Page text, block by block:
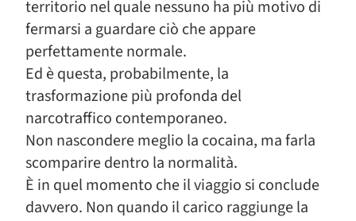
territorio nel quale nessuno ha più motivo di
fermarsi a guardare ciò che appare
perfettamente normale.
Ed è questa, probabilmente, la
trasformazione più profonda del
narcotraffico contemporaneo.
Non nascondere meglio la cocaina, ma farla
scomparire dentro la normalità.
È in quel momento che il viaggio si conclude
davvero. Non quando il carico raggiunge la